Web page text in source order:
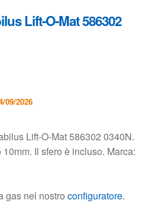
Lift-O-Mat 586302
09/2026
Lift-O-Mat 586302 0340N.
Il sfero è incluso. Marca:
gas nel nostro configuratore.